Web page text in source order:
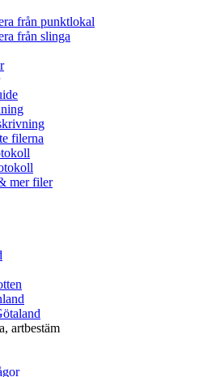
från punktlokal
från slinga
filerna
mer filer
artbestäm